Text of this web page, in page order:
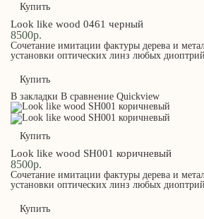
Купить
Look like wood 0461 черный
8500р.
Сочетание имитации фактуры дерева и
установки оптических линз любых
Купить
В закладки В сравнение Quickview
Купить
Look like wood SH001 коричневый
8500р.
Сочетание имитации фактуры дерева и
установки оптических линз любых
Купить